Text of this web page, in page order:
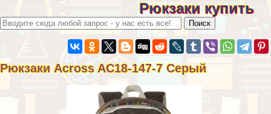
Рюкзаки купить
Рюкзаки Across AC18-147-7 Серый